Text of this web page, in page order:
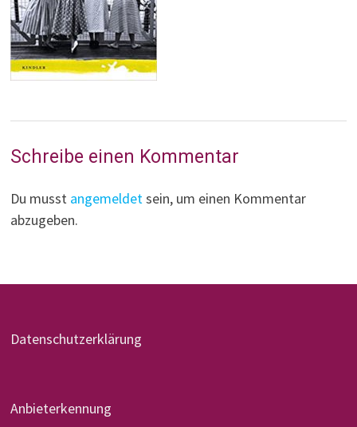
Schreibe einen Kommentar
Du musst angemeldetsein, um einen Kommentar
abzugeben.
Datenschutzerklärung
Anbieterkennung